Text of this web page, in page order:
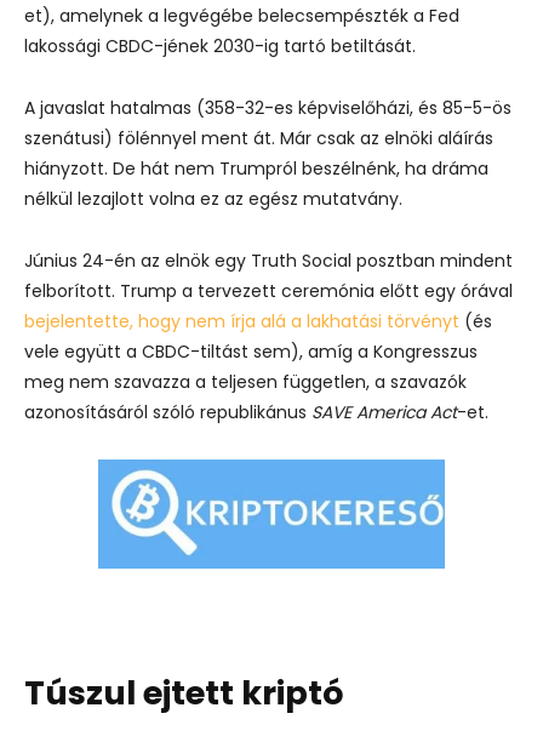
et), amelynek a legvégébe belecsempészték a Fed
lakossági CBDC-jének 2030-ig tartó betiltását.
A javaslat hatalmas (358-32-es képviselőházi, és 85-5-ös
szenátusi) fölénnyel ment át. Már csak az elnöki aláírás
hiányzott. De hát nem Trumpról beszélnénk, ha dráma
nélkül lezajlott volna ez az egész mutatvány.
Június 24-én az elnök egy Truth Social posztban mindent
felborított. Trump a tervezett ceremónia előtt egy órával
bejelentette, hogy nem írja alá a lakhatási törvényt (és
vele együtt a CBDC-tiltást sem), amíg a Kongresszus
meg nem szavazza a teljesen független, a szavazók
azonosításáról szóló republikánus SAVE America Act-et.
Túszul ejtett kriptó